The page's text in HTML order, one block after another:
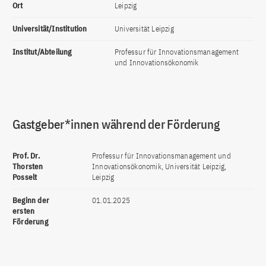
Ort Leipzig
Universität/Institution Universität Leipzig
Institut/Abteilung
Professur für Innovationsmanagement
und Innovationsökonomik
Gastgeber*innen während der Förderung
Prof. Dr.
Thorsten
Posselt
Professur für Innovationsmanagement und
Innovationsökonomik, Universität Leipzig,
Leipzig
Beginn der
ersten
Förderung
01.01.2025